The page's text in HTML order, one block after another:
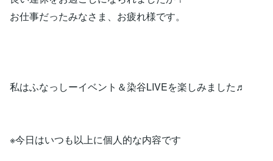
お仕事だったみなさま、お疲れ様です。
私はふなっしーイベント＆染谷LIVEを楽しみました♬
※今日はいつも以上に個人的な内容です